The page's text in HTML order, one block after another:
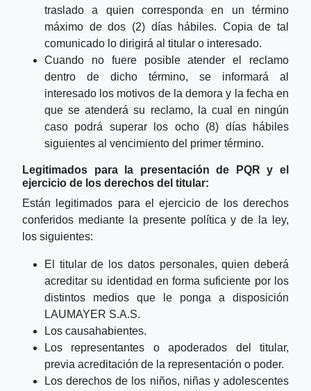
traslado a quien corresponda en un término
máximo de dos (2) días hábiles. Copia de tal
comunicado lo dirigirá al titular o interesado.
Cuando no fuere posible atender el reclamo
dentro de dicho término, se informará al
interesado los motivos de la demora y la fecha en
que se atenderá su reclamo, la cual en ningún
caso podrá superar los ocho (8) días hábiles
siguientes al vencimiento del primer término.
Legitimados para la presentación de PQR y el
ejercicio de los derechos del titular:
Están legitimados para el ejercicio de los derechos
conferidos mediante la presente política y de la ley,
los siguientes:
El titular de los datos personales, quien deberá
acreditar su identidad en forma suficiente por los
distintos medios que le ponga a disposición
LAUMAYER S.A.S.
Los causahabientes.
Los representantes o apoderados del titular,
previa acreditación de la representación o poder.
Los derechos de los niños, niñas y adolescentes